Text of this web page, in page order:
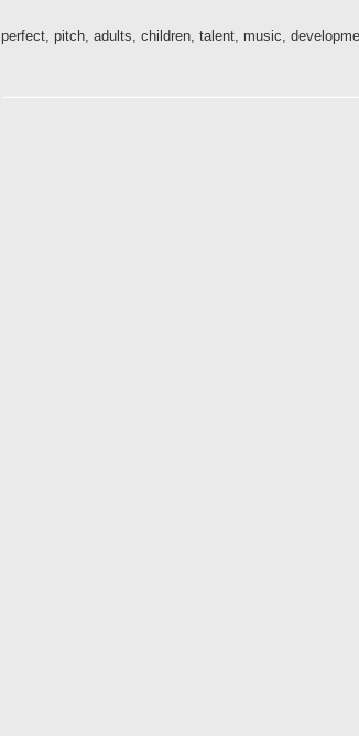
perfect, pitch, adults, children, talent, music,